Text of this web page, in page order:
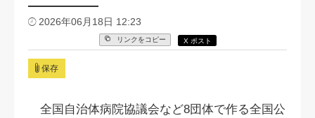
2026年06月18日 12:23
リンクをコピー X ポスト
保存
全国自治体病院協議会など8団体で作る全国公